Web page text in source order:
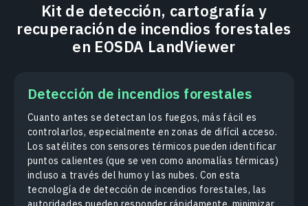
Kit de detección, cartografía y
recuperación de incendios forestales
en EOSDA LandViewer
Detección de incendios forestales
Cuanto antes se detectan los fuegos, más fácil es
controlarlos, especialmente en zonas de difícil acceso.
Los satélites con sensores térmicos pueden identificar
puntos calientes (que se ven como anomalías térmicas)
incluso a través del humo y las nubes. Con esta
tecnología de detección de incendios forestales, las